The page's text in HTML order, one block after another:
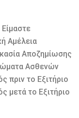
Είμαστε
Αμέλεια
Αποζημίωσης
Ασθενών
πριν το Εξιτήριο
μετά το Εξιτήριο